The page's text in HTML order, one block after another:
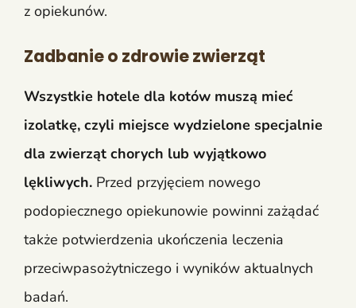
z opiekunów.
Zadbanie o zdrowie zwierząt
Wszystkie hotele dla kotów muszą mieć
izolatkę, czyli miejsce wydzielone specjalnie
dla zwierząt chorych lub wyjątkowo
lękliwych. Przed przyjęciem nowego
podopiecznego opiekunowie powinni zażądać
także potwierdzenia ukończenia leczenia
przeciwpasożytniczego i wyników aktualnych
badań.